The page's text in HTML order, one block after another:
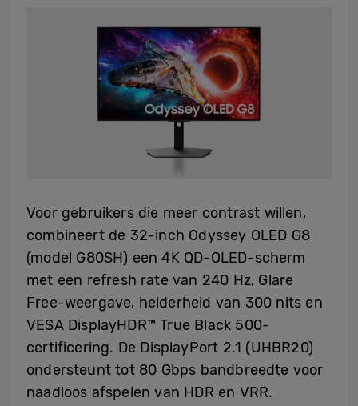
Voor gebruikers die meer contrast willen,
combineert de 32-inch Odyssey OLED G8
(model G80SH) een 4K QD-OLED-scherm
met een refresh rate van 240 Hz, Glare
Free-weergave, helderheid van 300 nits en
VESA DisplayHDR™ True Black 500-
certificering. De DisplayPort 2.1 (UHBR20)
ondersteunt tot 80 Gbps bandbreedte voor
naadloos afspelen van HDR en VRR.